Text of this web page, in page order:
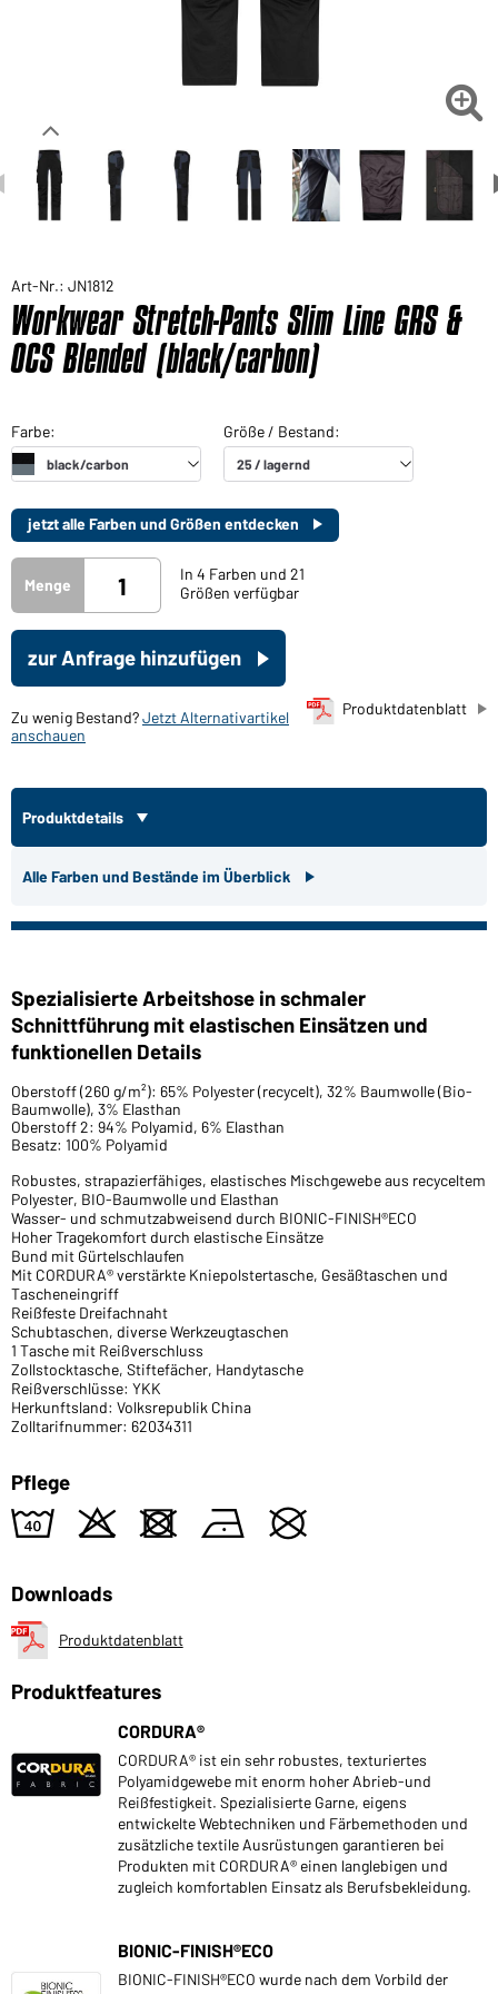

Art-Nr.: JN1812
Workwear Stretch-Pants Slim Line GRS &
OCS Blended (black/carbon)
jetzt alle Farben und Größen entdecken
Menge
In 4 Farben und 21
Größen verfügbar
zur Anfrage hinzufügen
Produktdatenblatt
Zu wenig Bestand?Jetzt Alternativartikel
anschauen
Produktdetails
Alle Farben und Bestände im Überblick
Spezialisierte Arbeitshose in schmaler
Schnittführung mit elastischen Einsätzen und
funktionellen Details
Oberstoff (260 g/m²): 65% Polyester (recycelt), 32% Baumwolle (Bio-
Baumwolle), 3% Elasthan
Oberstoff 2: 94% Polyamid, 6% Elasthan
Besatz: 100% Polyamid
Robustes, strapazierfähiges, elastisches Mischgewebe aus recyceltem
Polyester, BIO-Baumwolle und Elasthan
Wasser- und schmutzabweisend durch BIONIC-FINISH®ECO
Hoher Tragekomfort durch elastische Einsätze
Bund mit Gürtelschlaufen
Mit CORDURA® verstärkte Kniepolstertasche, Gesäßtaschen und
Tascheneingriff
Reißfeste Dreifachnaht
Schubtaschen, diverse Werkzeugtaschen
1 Tasche mit Reißverschluss
Zollstocktasche, Stiftefächer, Handytasche
Reißverschlüsse: YKK
Herkunftsland: Volksrepublik China
Zolltarifnummer: 62034311
Pflege
8 o d n U
Downloads
Produktdatenblatt
Produktfeatures
CORDURA®
CORDURA® ist ein sehr robustes, texturiertes
Polyamidgewebe mit enorm hoher Abrieb-und
Reißfestigkeit. Spezialisierte Garne, eigens
entwickelte Webtechniken und Färbemethoden und
zusätzliche textile Ausrüstungen garantieren bei
Produkten mit CORDURA® einen langlebigen und
zugleich komfortablen Einsatz als Berufsbekleidung.
BIONIC-FINISH®ECO
BIONIC-FINISH®ECO wurde nach dem Vorbild der